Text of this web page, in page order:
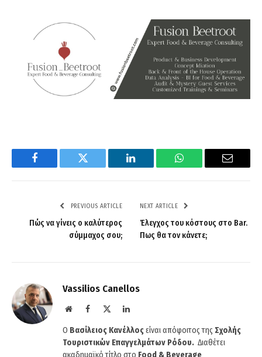
Facebook Twitter LinkedIn WhatsApp Email
PREVIOUS ARTICLE
Πώς να γίνεις ο καλύτερος
σύμμαχος σου;
NEXT ARTICLE
Έλεγχος του κόστους στο Bar.
Πως θα τον κάνετε;
Vassilios Canellos
WebsiteFacebook LinkedIn
Ο Βασίλειος Κανέλλοςείναι απόφοιτος της Σχολής
Τουριστικών Επαγγελμάτων Ρόδου. Διαθέτει
ακαδημαϊκό τίτλο στο Food & Beverage